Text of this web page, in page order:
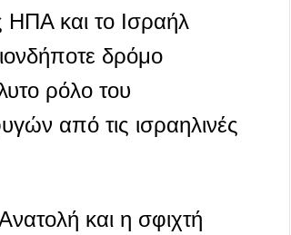
ΗΠΑ και το Ισραήλ
δρόμο
ρόλο του
από τις ισραηλινές
και η σφιχτή